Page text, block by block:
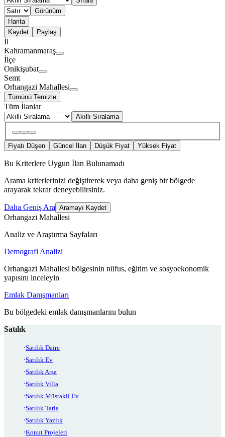
Görünüm
Harita
Kaydet
Paylaş
İl
Kahramanmaraş
İlçe
Onikişubat
Semt
Orhangazi Mahallesi
Tümünü Temizle
Tüm İlanlar
Akıllı Sıralama
Fiyatı Düşen Güncel İlan Düşük Fiyat Yüksek Fiyat
Bu Kriterlere Uygun İlan Bulunamadı
Arama kriterlerinizi değiştirerek veya daha geniş bir bölgede
arayarak tekrar deneyebilirsiniz.
Daha Geniş Ara Aramayı Kaydet
Orhangazi Mahallesi
Analiz ve Araştırma Sayfaları
Demografi Analizi
Orhangazi Mahallesi bölgesinin nüfus, eğitim ve sosyoekonomik
yapısını inceleyin
Emlak Danışmanları
Bu bölgedeki emlak danışmanlarını bulun
Satılık
Satılık Daire
Satılık Ev
Satılık Arsa
Satılık Villa
Satılık Müstakil Ev
Satılık Tarla
Satılık Yazlık
Konut Projeleri